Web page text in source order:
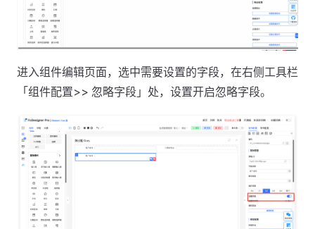
进入组件编辑页面，选中需要设置的字段，在右侧工具栏
「组件配置>> 忽略字段」处，设置开启忽略字段。